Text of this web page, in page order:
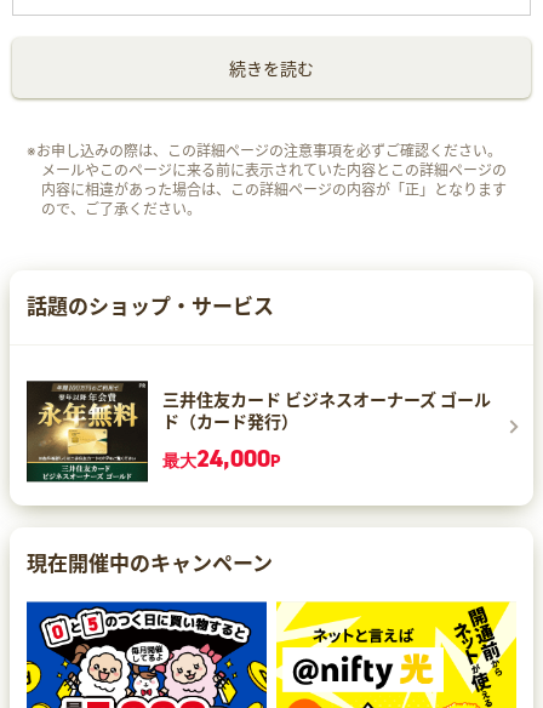
続きを読む
※お申し込みの際は、この詳細ページの注意事項を必ずご確認ください。
メールやこのページに来る前に表示されていた内容とこの詳細ページの
内容に相違があった場合は、この詳細ページの内容が「正」となります
ので、ご了承ください。
話題のショップ・サービス
三井住友カード ビジネスオーナーズ ゴール
ド（カード発行）
最大24,000P
現在開催中のキャンペーン